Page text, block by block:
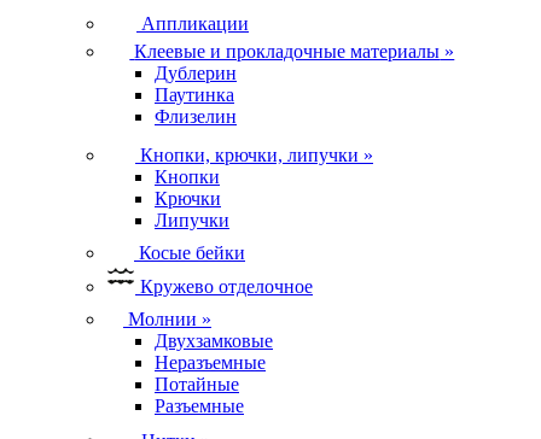
Аппликации
Клеевые и прокладочные материалы »
Дублерин
Паутинка
Флизелин
Кнопки, крючки, липучки »
Кнопки
Крючки
Липучки
Косые бейки
Кружево отделочное
Молнии »
Двухзамковые
Неразъемные
Потайные
Разъемные